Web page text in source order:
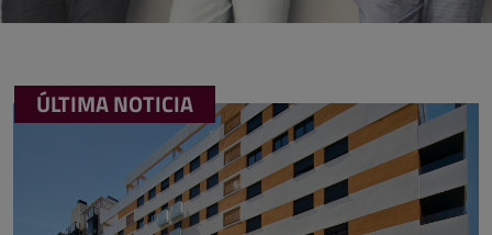
ÚLTIMA NOTICIA